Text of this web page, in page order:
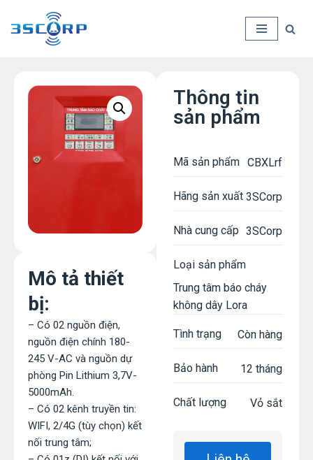
Chuyển
dung
Mô tả thiết
bị:
– Có 02 nguồn điện,
nguồn điện chính 180-
245 V-AC và nguồn dự
phòng Pin Lithium 3,7V-
5000mAh.
– Có 02 kênh truyền tin:
WIFI, 2/4G (tùy chọn) kết
nối trung tâm;
Thông tin
sản phẩm​
Mã sản phẩm CBXLrf
Hãng sản xuất 3SCorp
Nhà cung cấp 3SCorp
Loại sản phẩm
Trung tâm báo cháy
không dây Lora
Tình trạng Còn hàng
Bảo hành 12 tháng
Chất lượng Vỏ sắt